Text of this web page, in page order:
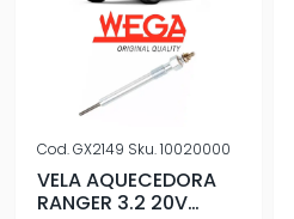
Cod.GX2149 Sku.10020000
VELA AQUECEDORA
RANGER 3.2 20V